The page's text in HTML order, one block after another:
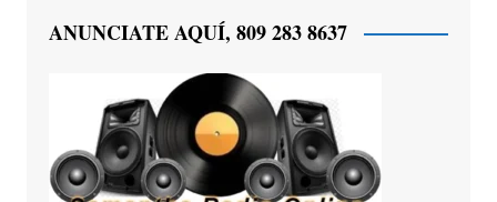
ANUNCIATE AQUÍ, 809 283 8637